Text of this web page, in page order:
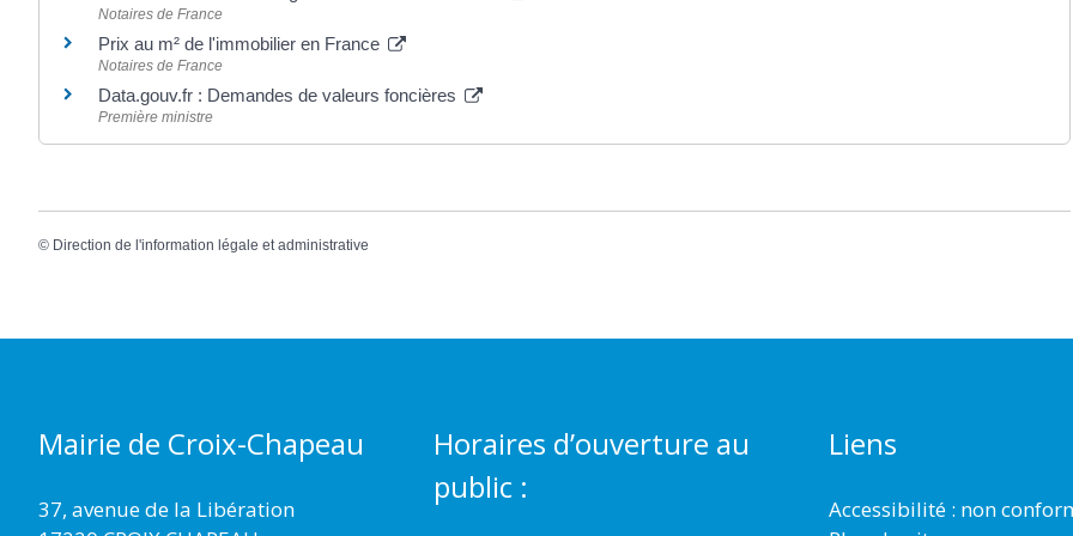
Notaires de France
Prix au m² de l'immobilier en France
Notaires de France
Data.gouv.fr : Demandes de valeurs foncières
Première ministre
© Direction de l'information légale et administrative
Mairie de Croix-Chapeau
37, avenue de la Libération
Horaires d’ouverture au
public :
Liens
Accessibilité : non